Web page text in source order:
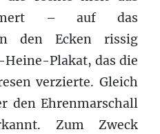
– auf das
den Ecken rissig
Plakat, das die
verzierte. Gleich
den Ehrenmarschall
Zum Zweck